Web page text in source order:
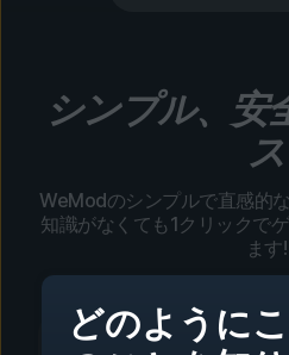
シンプル、安
ス
WeModのシンプルで直感的
知識がなくても1クリックで
ます!
どのように